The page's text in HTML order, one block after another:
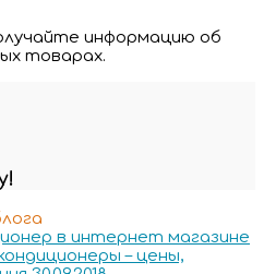
информацию об
товарах.
в интернет магазине
– цены,